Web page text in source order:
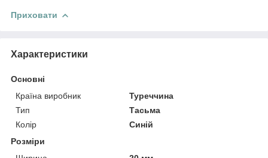
Приховати
Характеристики
Основні
Країна виробник
Туреччина
Тип
Тасьма
Колір
Синій
Розміри